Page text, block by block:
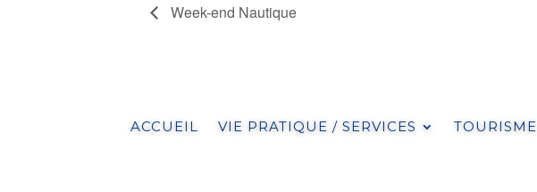
Week-end Nautique
ACCUEIL VIE PRATIQUE / SERVICES TOURISME